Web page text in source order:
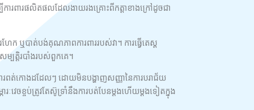
បីការពារផលិតផលដែលងាយរងគ្រោះពីកត្តាខាងក្រៅដូចជា
ែក ឬបាត់បង់គុណភាពការពាររបស់វា។ ការធ្វើតេស្ត
បត្តិរបាំងរបស់ពួកគេ។
រពត់កោងដដែលៗ ដោយមិនបង្ហាញសញ្ញានៃការបរាជ័យ
ារៈវេចខ្ចប់ត្រូវតែស៊ូទ្រាំនឹងការបត់បែនម្តងហើយម្តងទៀតក្នុង